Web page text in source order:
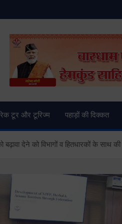
News |
टूर और टूरिज्म पहाड़ों की दिक्कत
देने को विभागों व हितधारकों के साथ